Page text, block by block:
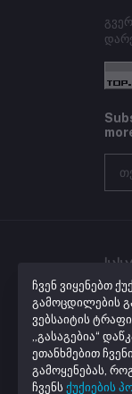
ჩვენ ვიყენებთ
გამოცდილების
ვებსაიტის
„გასაგებია“
ეთანხმებით
გამოყენებას,
ჩვენს ქუქიების